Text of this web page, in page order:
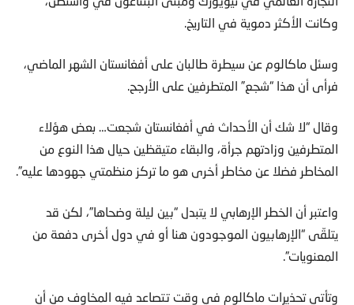
وكانت الأكثر دموية في التاريخ.
وسئل ماكالوم عن سيطرة طالبان على أفغانستان الشهر الماضي،
فرأى أن هذا “شجع” المتطرفين على الأرجح.
وقال “لا شك أن الأحداث في أفغانستان شجعت… بعض هؤلاء
المتطرفين وزادتهم جرأة، والبقاء متيقظين حيال هذا النوع من
المخاطر فضلا عن مخاطر أخرى هو ما تركز منظمتي جهودها عليه”.
واعتبر أن الخطر الإرهابي لا يتبدل “بين ليلة وضحاها”، لكن قد
يتلقّى “الإرهابيون الموجودون هنا أو في دول أخرى دفعة من
المعنويات”.
وتأتي تحذيرات ماكالوم في وقت تتصاعد فيه المخاوف من أن